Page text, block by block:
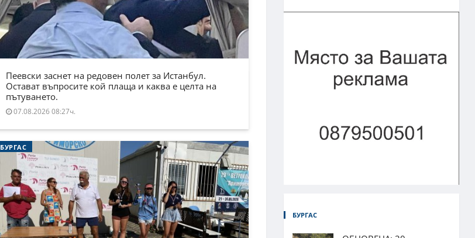
Пеевски заснет на редовен полет за Истанбул.
Остават въпросите кой плаща и каква е целта на
пътуването.
07.08.2026 08:27ч.
БУРГАС
БУРГАС